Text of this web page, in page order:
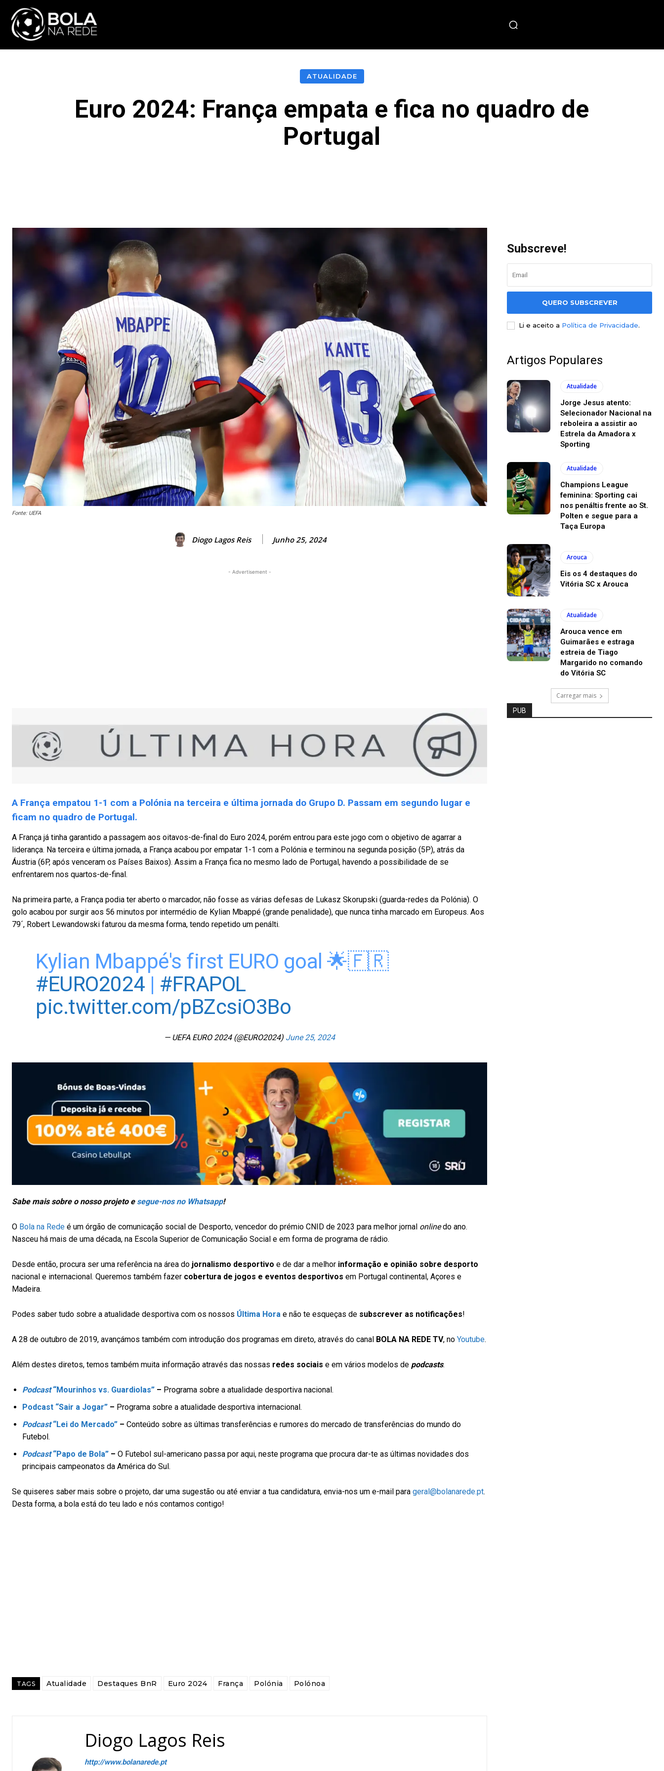
ATUALIDADE
Euro 2024: França empata e fica no quadro de
Portugal
Fonte: UEFA
Diogo Lagos Reis Junho 25, 2024
- Advertisement -
A França empatou 1-1 com a Polónia na terceira e última jornada do Grupo D. Passam em segundo lugar e
ficam no quadro de Portugal.
A França já tinha garantido a passagem aos oitavos-de-final do Euro 2024, porém entrou para este jogo com o objetivo de agarrar a
liderança. Na terceira e última jornada, a França acabou por empatar 1-1 com a Polónia e terminou na segunda posição (5P), atrás da
Áustria (6P, após venceram os Países Baixos). Assim a França fica no mesmo lado de Portugal, havendo a possibilidade de se
enfrentarem nos quartos-de-final.
Na primeira parte, a França podia ter aberto o marcador, não fosse as várias defesas de Lukasz Skorupski (guarda-redes da Polónia). O
golo acabou por surgir aos 56 minutos por intermédio de Kylian Mbappé (grande penalidade), que nunca tinha marcado em Europeus. Aos
79´, Robert Lewandowski faturou da mesma forma, tendo repetido um penálti.
Kylian Mbappé's first EURO goal 🌟🇫🇷
#EURO2024 | #FRAPOL
pic.twitter.com/pBZcsiO3Bo
— UEFA EURO 2024 (@EURO2024) June 25, 2024
Sabe mais sobre o nosso projeto e segue-nos no Whatsapp!
O Bola na Rede é um órgão de comunicação social de Desporto, vencedor do prémio CNID de 2023 para melhor jornal onlinedo ano.
Nasceu há mais de uma década, na Escola Superior de Comunicação Social e em forma de programa de rádio.
Desde então, procura ser uma referência na área do jornalismo desportivo e de dar a melhor informação e opinião sobre desporto
nacional e internacional. Queremos também fazer cobertura de jogos e eventos desportivos em Portugal continental, Açores e
Madeira.
Podes saber tudo sobre a atualidade desportiva com os nossos Última Hora e não te esqueças de subscrever as notificações!
A 28 de outubro de 2019, avançámos também com introdução dos programas em direto, através do canal BOLA NA REDE TV, no Youtube.
Além destes diretos, temos também muita informação através das nossas redes sociais e em vários modelos de podcasts.
Podcast“Mourinhos vs. Guardiolas” – Programa sobre a atualidade desportiva nacional.
Podcast “Sair a Jogar” – Programa sobre a atualidade desportiva internacional.
Podcast“Lei do Mercado” – Conteúdo sobre as últimas transferências e rumores do mercado de transferências do mundo do
Futebol.
Podcast“Papo de Bola” – O Futebol sul-americano passa por aqui, neste programa que procura dar-te as últimas novidades dos
principais campeonatos da América do Sul.
Se quiseres saber mais sobre o projeto, dar uma sugestão ou até enviar a tua candidatura, envia-nos um e-mail para geral@bolanarede.pt.
Desta forma, a bola está do teu lado e nós contamos contigo!
TAGS Atualidade Destaques BnR Euro 2024 França Polónia Polónoa
Diogo Lagos Reis
http://www.bolanarede.pt
Subscreve!
QUERO SUBSCREVER
Li e aceito a Política de Privacidade.
Artigos Populares
Atualidade
Jorge Jesus atento:
Selecionador Nacional na
reboleira a assistir ao
Estrela da Amadora x
Sporting
Atualidade
Champions League
feminina: Sporting cai
nos penáltis frente ao St.
Polten e segue para a
Taça Europa
Arouca
Eis os 4 destaques do
Vitória SC x Arouca
Atualidade
Arouca vence em
Guimarães e estraga
estreia de Tiago
Margarido no comando
do Vitória SC
Carregar mais
PUB